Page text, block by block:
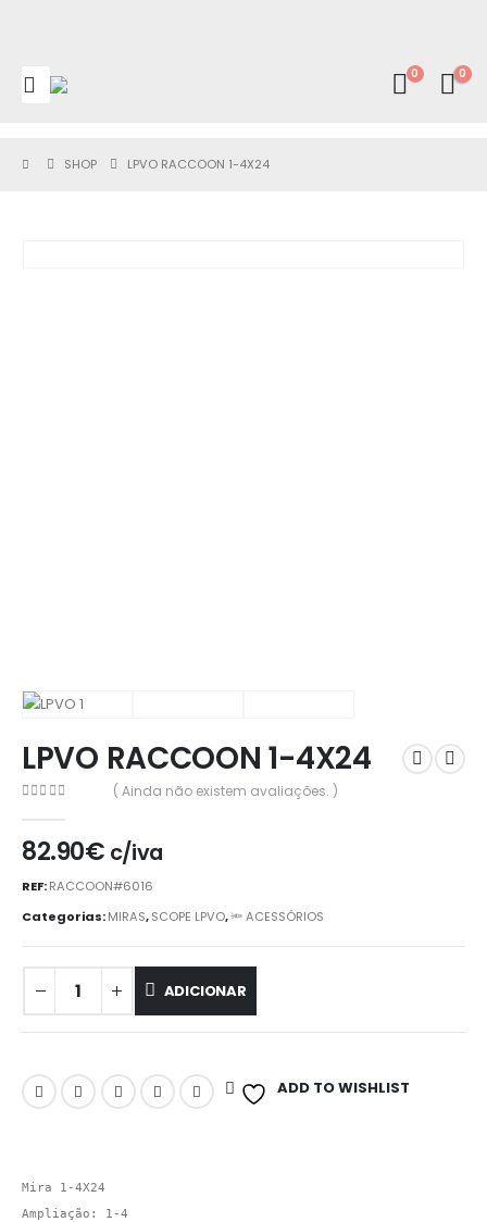
0 0
SHOP LPVO RACCOON 1-4X24
LPVO RACCOON 1-4X24
( Ainda não existem avaliações. )
82.90€ c/iva
REF:RACCOON#6016
Categorias:MIRAS,SCOPE LPVO,🔦 ACESSÓRIOS
ADICIONAR
ADD TO WISHLIST
Mira 1-4X24
Ampliação: 1-4